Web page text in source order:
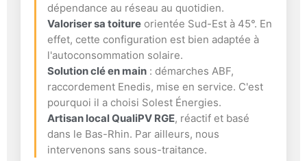
dépendance au réseau au quotidien.
Valoriser sa toiture orientée Sud-Est à 45°. En
effet, cette configuration est bien adaptée à
l'autoconsommation solaire.
Solution clé en main : démarches ABF,
raccordement Enedis, mise en service. C'est
pourquoi il a choisi Solest Énergies.
Artisan local QualiPV RGE, réactif et basé
dans le Bas-Rhin. Par ailleurs, nous
intervenons sans sous-traitance.